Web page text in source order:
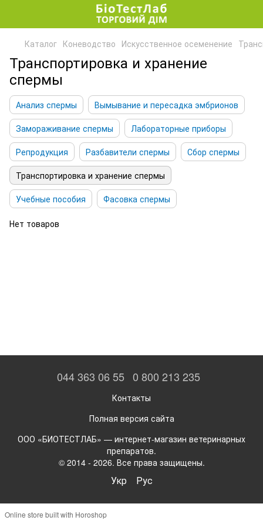
Каталог Коневодство Искусственное осеменение
Транспортировка и хранение
спермы
Анализ спермы
Вымывание и пересадка эмбрионов
Замораживание спермы
Лабораторные приборы
Репродукция
Разбавители спермы
Сбор спермы
Транспортировка и хранение спермы
Учебные пособия
Фасовка спермы
Нет товаров
044 363 06 55 0 800 213 235
Контакты
Полная версия сайта
ООО «БИОТЕСТЛАБ» — интернет-магазин ветеринарных
препаратов.
© 2014 - 2026. Все права защищены.
Укр Рус
Online store built with Horoshop